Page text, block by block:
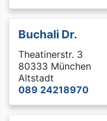
Buchali Dr.
Theatinerstr. 3
80333 München
Altstadt
089 24218970